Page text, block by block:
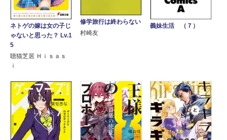
ネトゲの嫁は女の子じ
ゃないと思った？ Lv.1
5
聴猫芝居 Ｈｉｓａｓ
ｉ
修学旅行は終わらない
村崎友
義妹生活 （７）